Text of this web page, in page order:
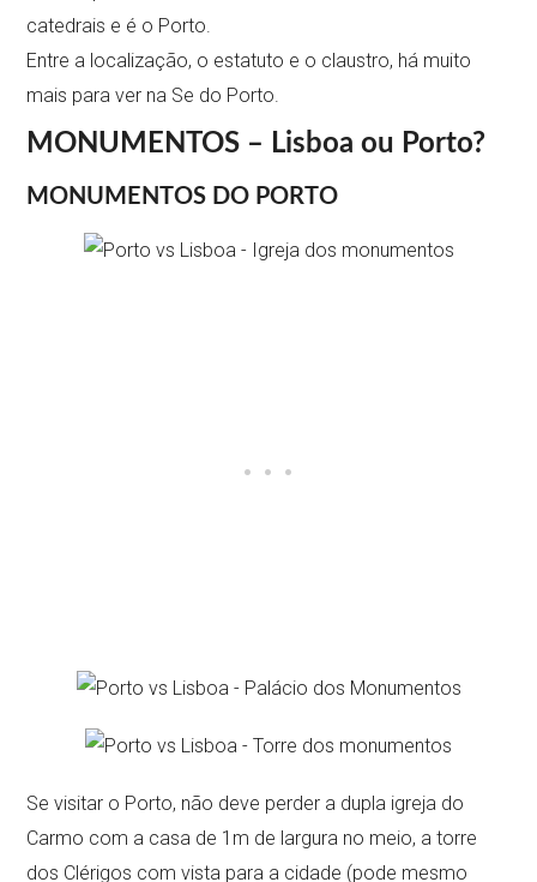
catedrais e é o Porto.
Entre a localização, o estatuto e o claustro, há muito
mais para ver na Se do Porto.
MONUMENTOS – Lisboa ou Porto?
MONUMENTOS DO PORTO
Se visitar o Porto, não deve perder a dupla igreja do
Carmo com a casa de 1m de largura no meio, a torre
dos Clérigos com vista para a cidade (pode mesmo